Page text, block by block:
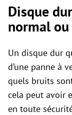
Disque
normal ou
Un disque dur
d’une panne à
quels bruits
cela peut avoir
en toute